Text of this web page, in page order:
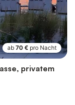
ab 70 € pro Nacht
privatem